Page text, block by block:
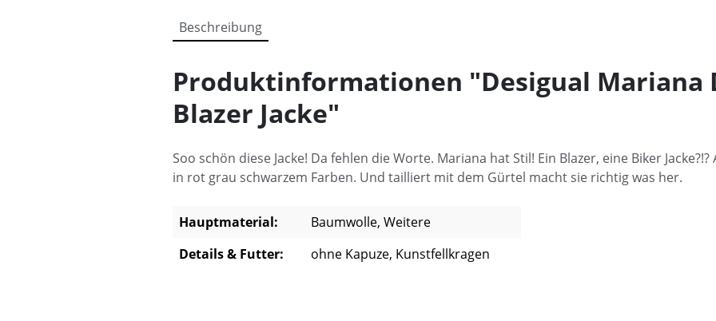
Beschreibung
Produktinformationen "Desigual Mariana
Blazer Jacke"
Soo schön diese Jacke! Da fehlen die Worte. Mariana hat Stil! Ein Blazer, eine Biker
in rot grau schwarzem Farben. Und tailliert mit dem Gürtel macht sie richtig was her.
Hauptmaterial:
Baumwolle, Weitere
Details & Futter:
ohne Kapuze, Kunstfellkragen